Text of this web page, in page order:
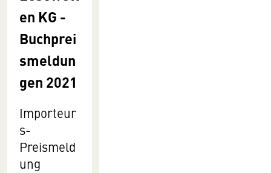
en KG -
Buchprei
smeldun
gen 2021
Importeur
s-
Preismeld
ung